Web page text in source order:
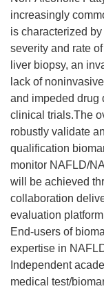
increasingly
is characterized
severity and rate
liver biopsy, an
lack of
and impeded drug
clinical trials.The
robustly validate
qualification
monitor NAFLD/
will be achieved
collaboration
evaluation
End-users of
expertise in
Independent
medical test/